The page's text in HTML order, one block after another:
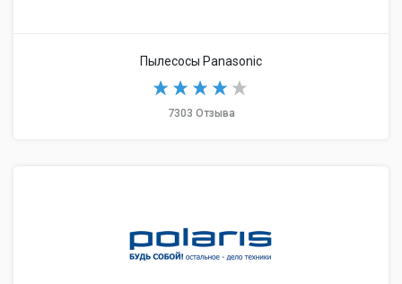
Пылесосы Panasonic
7303 Отзыва